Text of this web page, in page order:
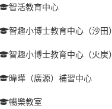
智活教育中心
智趣小博士教育中心（沙田）
智趣小博士教育中心（火炭）
暐曄（廣源）補習中心
暢樂教室